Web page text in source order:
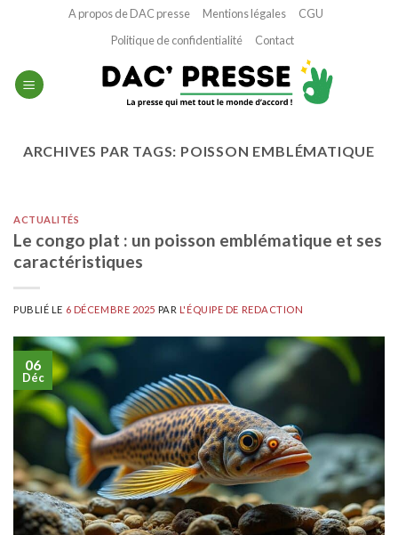
A propos de DAC presse Mentions légales
CGU
Politique de confidentialité
Contact
ARCHIVES PAR TAGS: POISSON EMBLÉMATIQUE
ACTUALITÉS
Le congo plat : un poisson emblématique et ses
caractéristiques
PUBLIÉ LE 6 DÉCEMBRE 2025 PAR L'ÉQUIPE DE REDACTION
06
Déc